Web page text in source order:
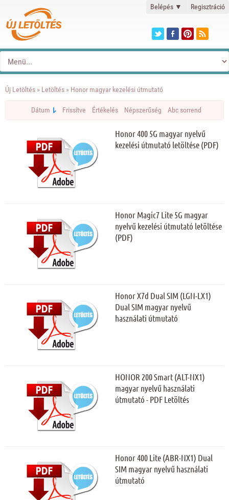
Belépés ▼ Regisztráció
Új Letöltés » Letöltés » Honor magyar kezelési útmutató
Dátum Frissítve Értékelés Népszerűség Abc sorrend
Honor 400 5G magyar nyelvű
kezelési útmutató letöltése (PDF)
Honor Magic7 Lite 5G magyar
nyelvű kezelési útmutató letöltése
(PDF)
Honor X7d Dual SIM (LGN-LX1)
Dual SIM magyar nyelvű
használati útmutató
HONOR 200 Smart (ALT-NX1)
magyar nyelvű használati
útmutató - PDF Letöltés
Honor 400 Lite (ABR-NX1) Dual
SIM magyar nyelvű használati
útmutató